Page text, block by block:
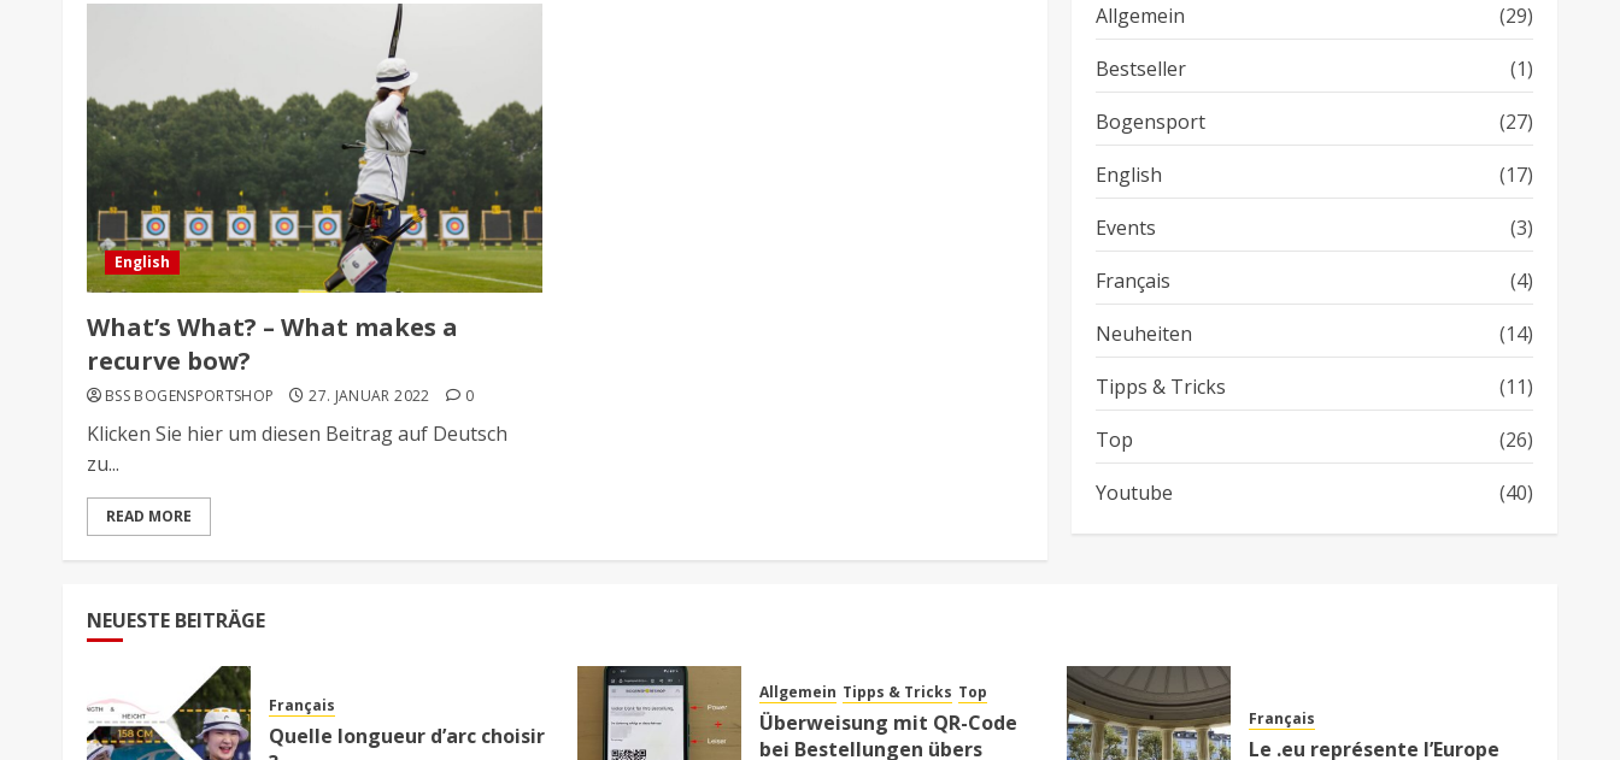
English
What’s What? – What makes a
recurve bow?
BSS BOGENSPORTSHOP 27. JANUAR 2022 0
Klicken Sie hier um diesen Beitrag auf Deutsch
zu...
READ MORE
Allgemein
(29)
Bestseller
(1)
Bogensport
(27)
English
(17)
Events
(3)
Français
(4)
Neuheiten
(14)
Tipps & Tricks
(11)
Top
(26)
Youtube
(40)
NEUESTE BEITRÄGE
Français
Quelle longueur d’arc choisir
Allgemein Tipps & Tricks Top
Überweisung mit QR-Code
bei Bestellungen übers
Français
Le .eu représente l’Europe